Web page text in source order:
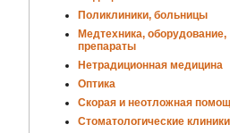
Поликлиники, больницы
Медтехника, оборудование,
препараты
Нетрадиционная медицина
Оптика
Скорая и неотложная
Стоматологические клиники